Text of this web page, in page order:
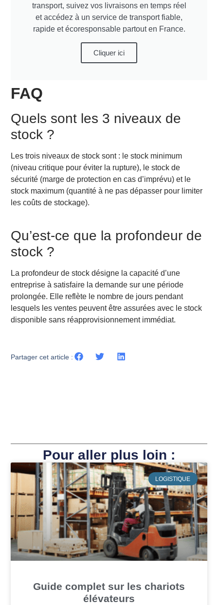
transport, suivez vos livraisons en temps réel
et accédez à un service de transport fiable,
rapide et écoresponsable partout en France.
Cliquer ici
FAQ
Quels sont les 3 niveaux de
stock ?
Les trois niveaux de stock sont : le stock minimum
(niveau critique pour éviter la rupture), le stock de
sécurité (marge de protection en cas d’imprévu) et le
stock maximum (quantité à ne pas dépasser pour limiter
les coûts de stockage).
Qu’est-ce que la profondeur de
stock ?
La profondeur de stock désigne la capacité d’une
entreprise à satisfaire la demande sur une période
prolongée. Elle reflète le nombre de jours pendant
lesquels les ventes peuvent être assurées avec le stock
disponible sans réapprovisionnement immédiat.
Partager cet article :
Pour aller plus loin :
LOGISTIQUE
Guide complet sur les chariots
élévateurs